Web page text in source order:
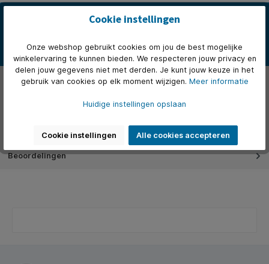
Eigenschappen
Beoordelingen
Cookie instellingen
Onze webshop gebruikt cookies om jou de best mogelijke
winkelervaring te kunnen bieden. We respecteren jouw privacy en
delen jouw gegevens niet met derden. Je kunt jouw keuze in het
gebruik van cookies op elk moment wijzigen. Meer informatie
Huidige instellingen opslaan
Cookie instellingen Alle cookies accepteren